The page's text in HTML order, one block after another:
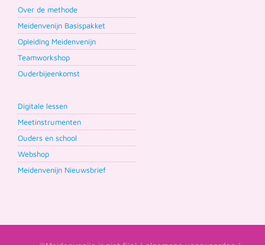
Over de methode
Meidenvenijn Basispakket
Opleiding Meidenvenijn
Teamworkshop
Ouderbijeenkomst
Digitale lessen
Meetinstrumenten
Ouders en school
Webshop
Meidenvenijn Nieuwsbrief